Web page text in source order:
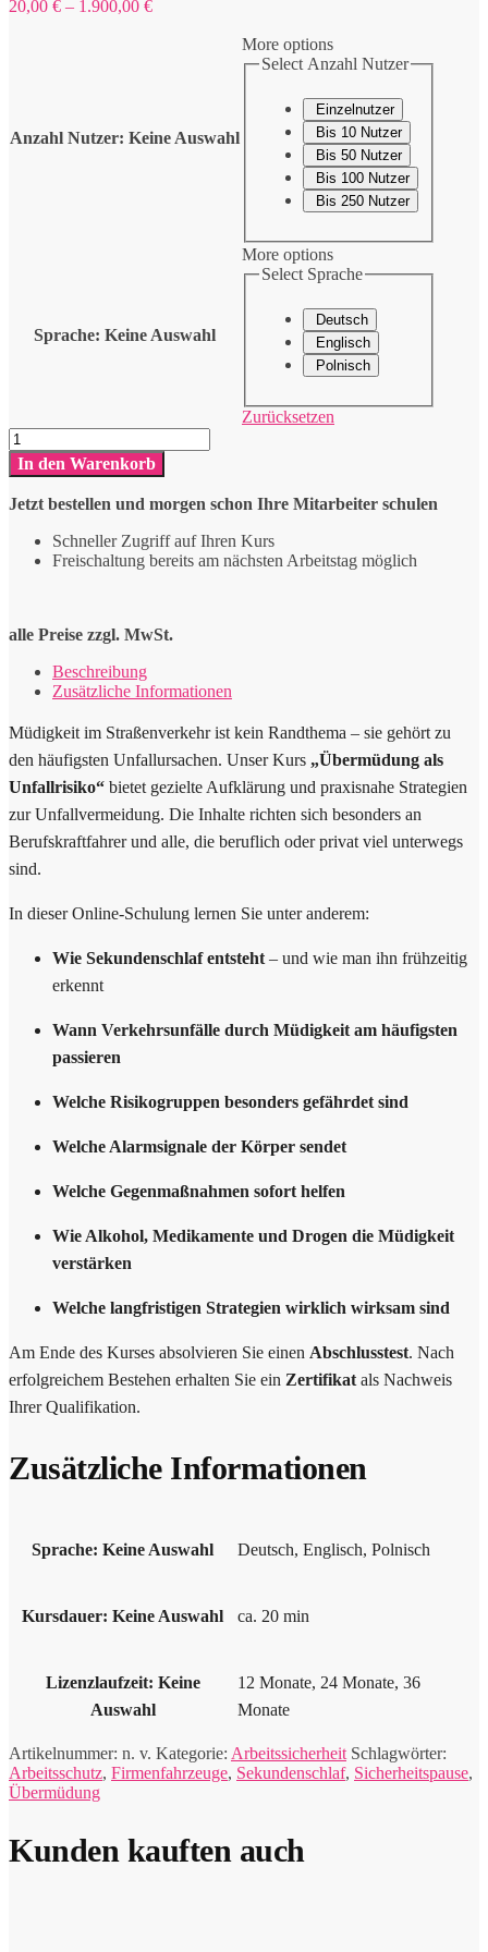
20,00 € – 1.900,00 €Preisspanne:
Anzahl Nutzer: Keine Auswahl
More options
Select Anzahl Nutzer
Einzelnutzer
Bis 10 Nutzer
Bis 50 Nutzer
Bis 100 Nutzer
Bis 250 Nutzer
Sprache: Keine Auswahl
More options
Select Sprache
Deutsch
Englisch
Polnisch
Zurücksetzen
Übermüdung
als
Unfallrisiko
Menge
In den Warenkorb
Jetzt bestellen und morgen schon Ihre Mitarbeiter schulen
Schneller Zugriff auf Ihren Kurs
Freischaltung bereits am nächsten Arbeitstag möglich
alle Preise zzgl. MwSt.
Beschreibung
Zusätzliche Informationen
Müdigkeit im Straßenverkehr ist kein Randthema – sie gehört zu
den häufigsten Unfallursachen. Unser Kurs „Übermüdung als
Unfallrisiko“ bietet gezielte Aufklärung und praxisnahe Strategien
zur Unfallvermeidung. Die Inhalte richten sich besonders an
Berufskraftfahrer und alle, die beruflich oder privat viel unterwegs
sind.
In dieser Online-Schulung lernen Sie unter anderem:
Wie Sekundenschlaf entsteht – und wie man ihn frühzeitig
erkennt
Wann Verkehrsunfälle durch Müdigkeit am häufigsten
passieren
Welche Risikogruppen besonders gefährdet sind
Welche Alarmsignale der Körper sendet
Welche Gegenmaßnahmen sofort helfen
Wie Alkohol, Medikamente und Drogen die Müdigkeit
verstärken
Welche langfristigen Strategien wirklich wirksam sind
Am Ende des Kurses absolvieren Sie einen Abschlusstest. Nach
erfolgreichem Bestehen erhalten Sie ein Zertifikat als Nachweis
Ihrer Qualifikation.
Zusätzliche Informationen
Sprache: Keine Auswahl Deutsch, Englisch, Polnisch
Kursdauer: Keine Auswahl ca. 20 min
Lizenzlaufzeit: Keine
Auswahl
12 Monate, 24 Monate, 36
Monate
Artikelnummer: n. v. Kategorie: Arbeitssicherheit Schlagwörter:
Arbeitsschutz, Firmenfahrzeuge, Sekundenschlaf, Sicherheitspause,
Übermüdung
Kunden kauften auch